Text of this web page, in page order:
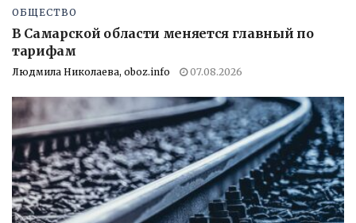
ОБЩЕСТВО
В Самарской области меняется главный по
тарифам
Людмила Николаева, oboz.info 07.08.2026